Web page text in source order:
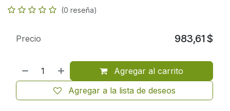
(0 reseña)
Agregar al carrito
Agregar a la lista de deseos
Precio 983,61$